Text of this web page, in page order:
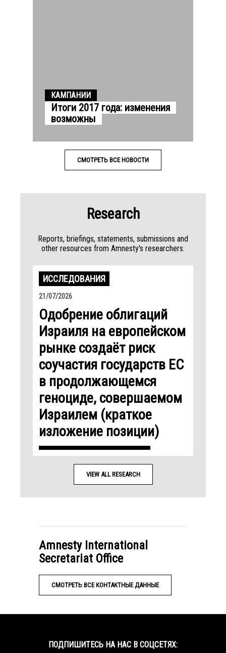
КАМПАНИИ
Итоги 2017 года: изменения
возможны
СМОТРЕТЬ ВСЕ НОВОСТИ
Research
Reports, briefings, statements, submissions and
other resources from Amnesty's researchers.
ИССЛЕДОВАНИЯ
21/07/2026
Одобрение облигаций
Израиля на европейском
рынке создаёт риск
соучастия государств ЕС
в продолжающемся
геноциде, совершаемом
Израилем (краткое
изложение позиции)
VIEW ALL RESEARCH
Amnesty International
Secretariat Office
СМОТРЕТЬ ВСЕ КОНТАКТНЫЕ ДАННЫЕ
ПОДПИШИТЕСЬ НА НАС В СОЦСЕТЯХ: